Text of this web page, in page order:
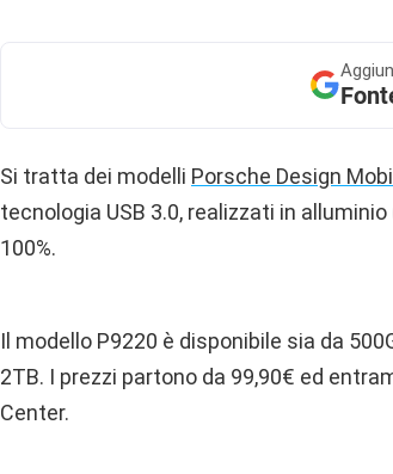
Si tratta dei modelli Porsche Design
tecnologia USB 3.0, realizzati in
100%.
Il modello P9220 è disponibile sia da
2TB. I prezzi partono da 99,90€ ed
Center.